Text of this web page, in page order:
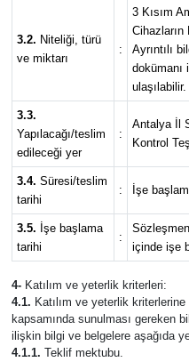
3.2. Niteliği, türü
ve miktarı
:
3 Kısım
Cihazların
Ayrıntılı
dokümanı
ulaşılabilir.
3.3.
Yapılacağı/teslim
edileceği yer
:
Antalya İl
Kontrol
3.4. Süresi/teslim
tarihi
: İşe
3.5. İşe başlama
tarihi
:
içinde işe
4- Katılım ve yeterlik kriterleri:
4.1. Katılım ve yeterlik
kapsamında sunulması gereken
ilişkin bilgi ve belgelere aşağıda
4.1.1. Teklif mektubu.